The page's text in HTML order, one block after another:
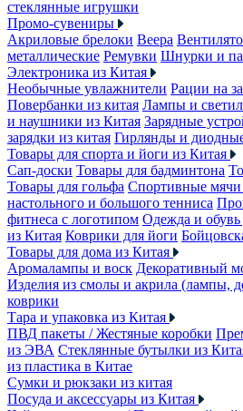
стеклянные игрушки
Промо-сувениры
Акриловые брелоки Веера
металлические Ремувки Шнурки и
Электроника из Китая
Необычные увлажнители Рации на
Повербанки из китая Лампы и
и наушники из Китая Зарядные
зарядки из китая Гирлянды и
Товары для спорта и йоги из Китая
Сап-доски Товары для бадминтона
Товары для гольфа Спортивные мячи
настольного и большого тенниса
фитнеса с логотипом Одежда и обувь
из Китая Коврики для йоги
Товары для дома из Китая
Аромалампы и воск Декоративный
Изделия из смолы и акрила (лампы,
коврики
Тара и упаковка из Китая
ПВД пакеты / Жестяные коробки
из ЭВА Стеклянные бутылки из
из пластика в Китае
Сумки и рюкзаки из китая
Посуда и аксессуары из Китая